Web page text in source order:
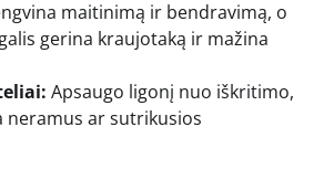
maitinimą ir bendravimą, o
gerina kraujotaką ir mažina
Apsaugo ligonį nuo iškritimo,
neramus ar sutrikusios